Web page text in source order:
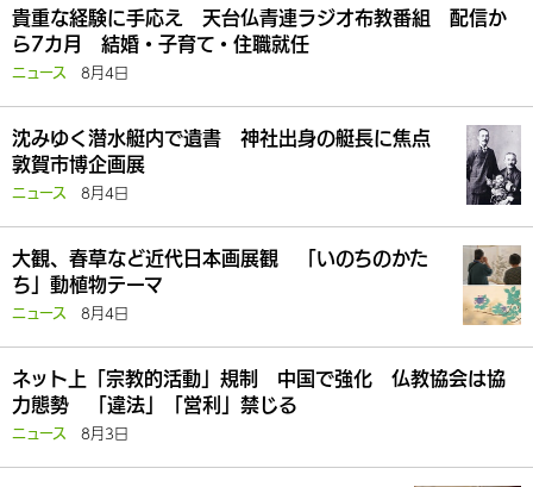
貴重な経験に手応え 天台仏青連ラジオ布教番組 配信か
ら7カ月 結婚・子育て・住職就任
ニュース 8月4日
沈みゆく潜水艇内で遺書 神社出身の艇長に焦点
敦賀市博企画展
ニュース 8月4日
大観、春草など近代日本画展観 「いのちのかた
ち」動植物テーマ
ニュース 8月4日
ネット上「宗教的活動」規制 中国で強化 仏教協会は協
力態勢 「違法」「営利」禁じる
ニュース 8月3日